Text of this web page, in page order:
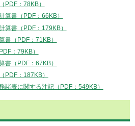
PDF：78KB）
算書（PDF：66KB）
算書（PDF：179KB）
書（PDF：71KB）
：79KB）
書（PDF：67KB）
PDF：187KB）
諸表に関する注記（PDF：549KB）